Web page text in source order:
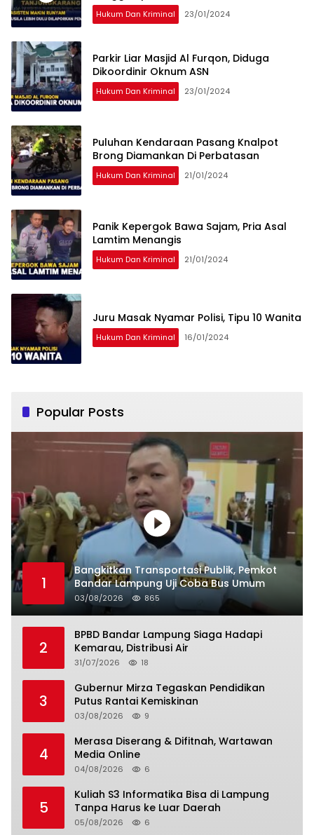
Hukum Dan Kriminal 23/01/2024
Parkir Liar Masjid Al Furqon, Diduga
Dikoordinir Oknum ASN
Hukum Dan Kriminal 23/01/2024
Puluhan Kendaraan Pasang Knalpot
Brong Diamankan Di Perbatasan
Hukum Dan Kriminal 21/01/2024
Panik Kepergok Bawa Sajam, Pria Asal
Lamtim Menangis
Hukum Dan Kriminal 21/01/2024
Juru Masak Nyamar Polisi, Tipu 10 Wanita
Hukum Dan Kriminal 16/01/2024
Popular Posts
1
Bangkitkan Transportasi Publik, Pemkot
Bandar Lampung Uji Coba Bus Umum
03/08/2026 865
2
BPBD Bandar Lampung Siaga Hadapi
Kemarau, Distribusi Air
31/07/2026 18
3
Gubernur Mirza Tegaskan Pendidikan
Putus Rantai Kemiskinan
03/08/2026 9
4
Merasa Diserang & Difitnah, Wartawan
Media Online
04/08/2026 6
5
Kuliah S3 Informatika Bisa di Lampung
Tanpa Harus ke Luar Daerah
05/08/2026 6